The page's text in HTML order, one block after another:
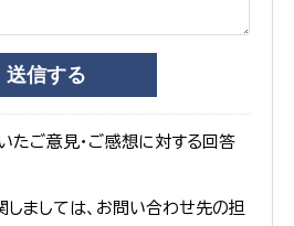
たご意見・ご感想に対する回答
ましては、お問い合わせ先の担